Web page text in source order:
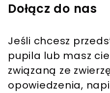
Dołącz do nas
Jeśli chcesz
pupila lub masz
związaną ze
opowiedzenia,